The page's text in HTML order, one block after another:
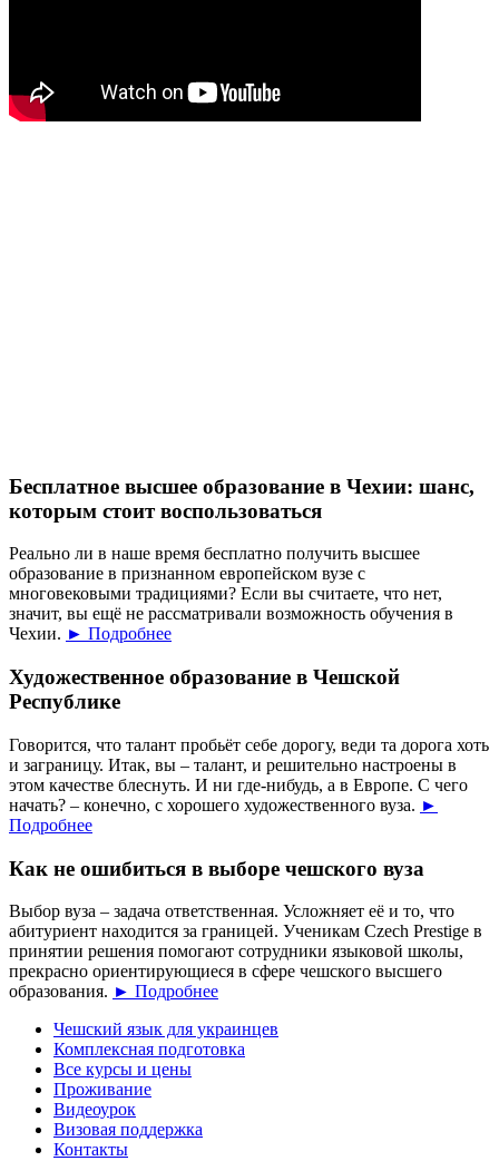
Бесплатное высшее образование в Чехии: шанс,
которым стоит воспользоваться
Реально ли в наше время бесплатно получить высшее
образование в признанном европейском вузе с
многовековыми традициями? Если вы считаете, что нет,
значит, вы ещё не рассматривали возможность обучения в
Чехии. ► Подробнее
Художественное образование в Чешской
Республике
Говорится, что талант пробьёт себе дорогу, веди та дорога хоть
и заграницу. Итак, вы – талант, и решительно настроены в
этом качестве блеснуть. И ни где-нибудь, а в Европе. С чего
начать? – конечно, с хорошего художественного вуза. ►
Подробнее
Как не ошибиться в выборе чешского вуза
Выбор вуза – задача ответственная. Усложняет её и то, что
абитуриент находится за границей. Ученикам Czech Prestige в
принятии решения помогают сотрудники языковой школы,
прекрасно ориентирующиеся в сфере чешского высшего
образования. ► Подробнее
Чешский язык для украинцев
Комплексная подготовка
Все курсы и цены
Проживание
Видеоурок
Визовая поддержка
Контакты